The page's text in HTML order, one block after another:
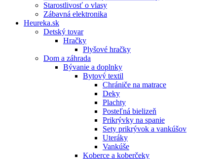
Starostlivosť o vlasy
Zábavná elektronika
Heureka.sk
Detský tovar
Hračky
Plyšové hračky
Dom a záhrada
Bývanie a doplnky
Bytový textil
Chrániče na matrace
Deky
Plachty
Posteľná bielizeň
Prikrývky na spanie
Sety prikrývok a vankúšov
Uteráky
Vankúše
Koberce a koberčeky